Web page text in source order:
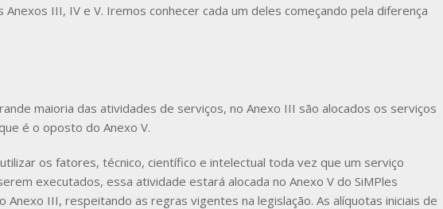
III, IV e V. Iremos conhecer cada um deles começando pela diferença
maioria das atividades de serviços, no Anexo III são alocados os serviços
é o oposto do Anexo V.
os fatores, técnico, científico e intelectual toda vez que um serviço
executados, essa atividade estará alocada no Anexo V do SiMPles
Anexo III, respeitando as regras vigentes na legislação. As alíquotas iniciais de